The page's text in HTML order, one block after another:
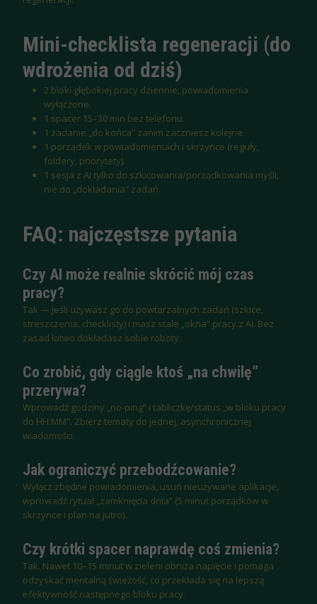
Mini-checklista regeneracji (do
wdrożenia od dziś)
2 bloki głębokiej pracy dziennie, powiadomienia
wyłączone.
1 spacer 15–30 min bez telefonu.
1 zadanie „do końca” zanim zaczniesz kolejne.
1 porządek w powiadomieniach i skrzynce (reguły,
foldery, priorytety).
1 sesja z AI tylko do szkicowania/porządkowania myśli,
nie do „dokładania” zadań.
FAQ: najczęstsze pytania
Czy AI może realnie skrócić mój czas
pracy?
Tak — jeśli używasz go do powtarzalnych zadań (szkice,
streszczenia, checklisty) i masz stałe „okna” pracy z AI. Bez
zasad łatwo dokładasz sobie roboty.
Co zrobić, gdy ciągle ktoś „na chwilę”
przerywa?
Wprowadź godziny „no-ping” i tabliczkę/status „w bloku pracy
do HH:MM”. Zbierz tematy do jednej, asynchronicznej
wiadomości.
Jak ograniczyć przebodźcowanie?
Wyłącz zbędne powiadomienia, usuń nieużywane aplikacje,
wprowadź rytuał „zamknięcia dnia” (5 minut porządków w
skrzynce i plan na jutro).
Czy krótki spacer naprawdę coś zmienia?
Tak. Nawet 10–15 minut w zieleni obniża napięcie i pomaga
odzyskać mentalną świeżość, co przekłada się na lepszą
efektywność następnego bloku pracy.